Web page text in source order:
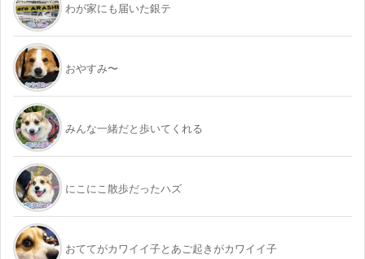
わが家にも届いた銀テ
おやすみ〜
みんな一緒だと歩いてくれる
にこにこ散歩だったハズ
おててがカワイイ子とあご起きがカワイイ子